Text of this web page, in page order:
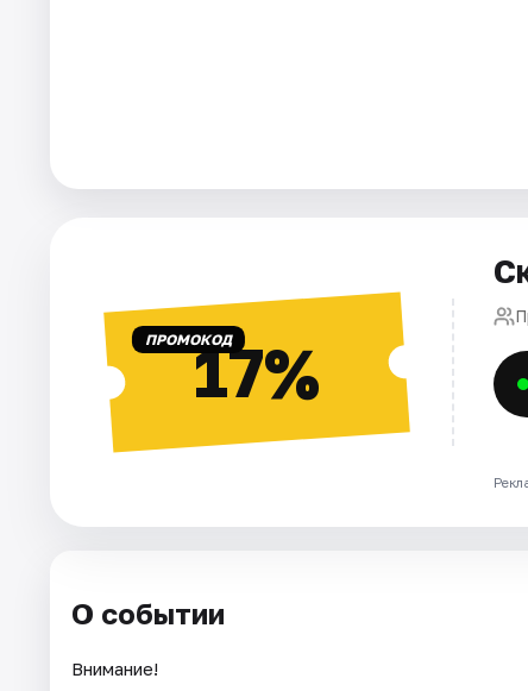
ПРОМОКОД17%
О событии
Внимание!